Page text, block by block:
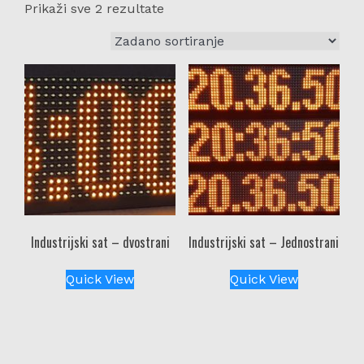
Prikaži sve 2 rezultate
Industrijski sat – dvostrani
Quick View
Industrijski sat – Jednostrani
Quick View